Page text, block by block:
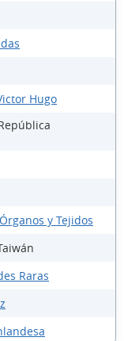
Hugo
y Tejidos
Raras